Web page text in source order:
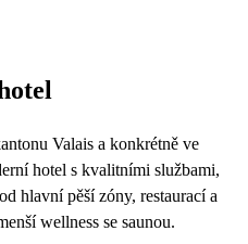
27
Valais a konkrétně ve
hotel s kvalitními službami,
hlavní pěší zóny, restaurací a
wellness se saunou.